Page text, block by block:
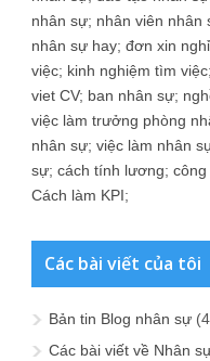
nhân sự; nhân viên nhân
nhân sự hay; đơn xin
việc; kinh nghiệm tìm việc;
viet CV; ban nhân sự;
việc làm trưởng phòng
nhân sự; việc làm nhân
sự; cách tính lương;
Cách làm KPI;
Các bài viết của tôi
Bản tin Blog nhân sự
Các bài viết về Nhân